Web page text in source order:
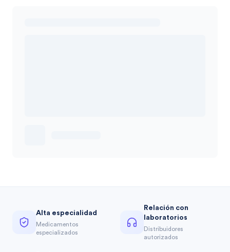
Alta especialidad
Medicamentos
especializados
Relación con
laboratorios
Distribuidores
autorizados